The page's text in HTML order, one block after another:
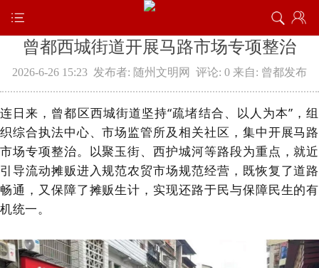
曾都西城街道开展马路市场专项整治
2026-6-26 15:23 发布者: 随州文明网 评论: 0 来自: 曾都发布
连日来，曾都区西城街道坚持“疏堵结合、以人为本”，组
织综合执法中心、市场监管所及相关社区，集中开展马路
市场专项整治。以聚玉街、西护城河等路段为重点，就近
引导流动摊贩进入规范农贸市场规范经营，既恢复了道路
畅通，又保障了摊贩生计，实现还路于民与保障民生的有
机统一。